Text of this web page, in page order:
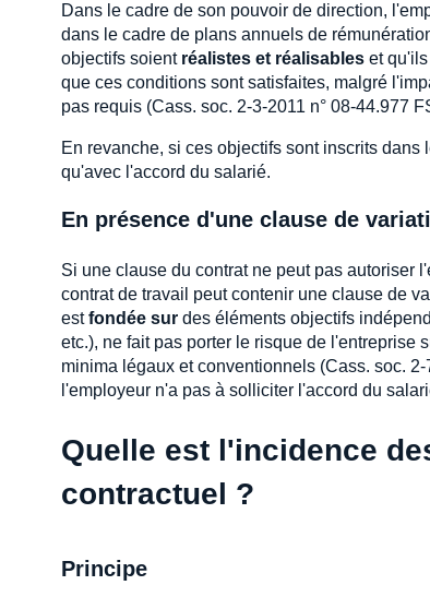
Dans le cadre de son pouvoir de direction,
dans le cadre de plans annuels de
objectifs soient réalistes et réalisables et
que ces conditions sont satisfaites, malgré
pas requis (Cass. soc. 2-3-2011 n° 08-44.977
En revanche, si ces objectifs sont inscrits
qu'avec l'accord du salarié.
En présence d'une clause de
Si une clause du contrat ne peut pas autoriser
contrat de travail peut contenir une clause de
estfondée sur des éléments objectifs
etc.), ne fait pas porter le risque de l'entreprise
minima légaux et conventionnels (Cass. soc.
l'employeur n'a pas à solliciter l'accord du
Quelle est l'incidence
contractuel ?
Principe